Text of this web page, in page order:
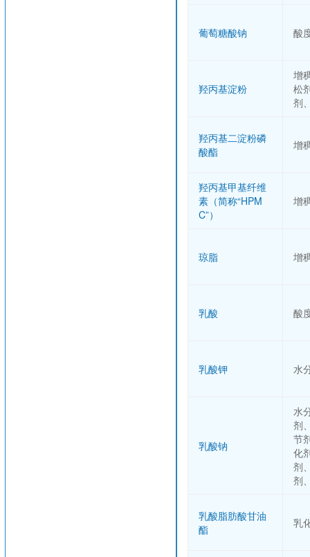
葡萄糖酸钠 酸
羟丙基淀粉
增
松
剂
羟丙基二淀粉磷
酸酯
增
羟丙基甲基纤维
素（简称“HPM
C”）
增
琼脂 增
乳酸 酸
乳酸钾 水
乳酸钠
水
剂
节
化
剂
剂
乳酸脂肪酸甘油
酯
乳